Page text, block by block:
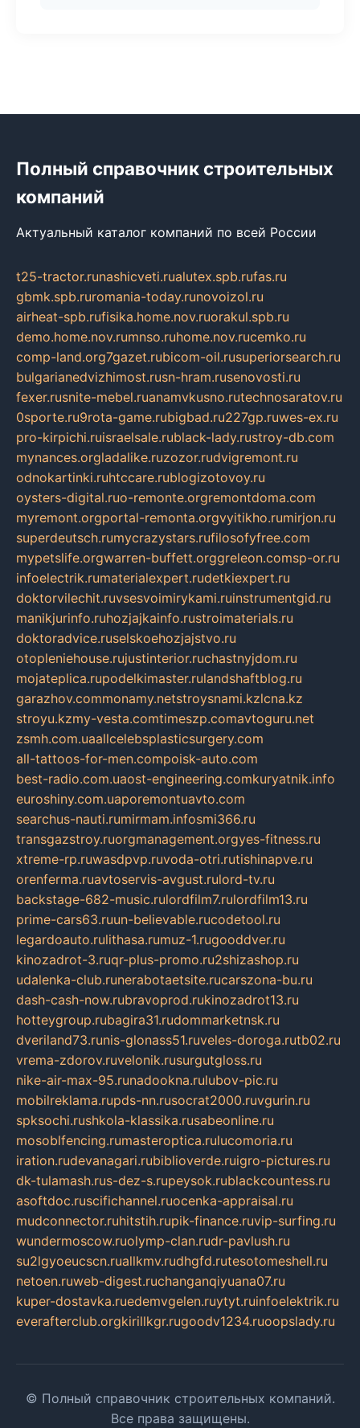
Полный справочник строительных
компаний
Актуальный каталог компаний по всей России
t25-tractor.runashicveti.rualutex.spb.rufas.ru
gbmk.spb.ruromania-today.runovoizol.ru
airheat-spb.rufisika.home.nov.ruorakul.spb.ru
demo.home.nov.rumnso.ruhome.nov.rucemko.ru
comp-land.org7gazet.rubicom-oil.rusuperiorsearch.ru
bulgarianedvizhimost.rusn-hram.rusenovosti.ru
fexer.rusnite-mebel.ruanamvkusno.rutechnosaratov.ru
0sporte.ru9rota-game.rubigbad.ru227gp.ruwes-ex.ru
pro-kirpichi.ruisraelsale.rublack-lady.rustroy-db.com
mynances.orgladalike.ruzozor.rudvigremont.ru
odnokartinki.ruhtccare.rublogizotovoy.ru
oysters-digital.ruo-remonte.orgremontdoma.com
myremont.orgportal-remonta.orgvyitikho.rumirjon.ru
superdeutsch.rumycrazystars.rufilosofyfree.com
mypetslife.orgwarren-buffett.orggreleon.comsp-or.ru
infoelectrik.rumaterialexpert.rudetkiexpert.ru
doktorvilechit.ruvsesvoimirykami.ruinstrumentgid.ru
manikjurinfo.ruhozjajkainfo.rustroimaterials.ru
doktoradvice.ruselskoehozjajstvo.ru
otopleniehouse.rujustinterior.ruchastnyjdom.ru
mojateplica.rupodelkimaster.rulandshaftblog.ru
garazhov.commonamy.netstroysnami.kzlcna.kz
stroyu.kzmy-vesta.comtimeszp.comavtoguru.net
zsmh.com.uaallcelebsplasticsurgery.com
all-tattoos-for-men.compoisk-auto.com
best-radio.com.uaost-engineering.comkuryatnik.info
euroshiny.com.uaporemontuavto.com
searchus-nauti.rumirmam.infosmi366.ru
transgazstroy.ruorgmanagement.orgyes-fitness.ru
xtreme-rp.ruwasdpvp.ruvoda-otri.rutishinapve.ru
orenferma.ruavtoservis-avgust.rulord-tv.ru
backstage-682-music.rulordfilm7.rulordfilm13.ru
prime-cars63.ruun-believable.rucodetool.ru
legardoauto.rulithasa.rumuz-1.rugooddver.ru
kinozadrot-3.ruqr-plus-promo.ru2shizashop.ru
udalenka-club.runerabotaetsite.rucarszona-bu.ru
dash-cash-now.rubravoprod.rukinozadrot13.ru
hotteygroup.rubagira31.rudommarketnsk.ru
dveriland73.runis-glonass51.ruveles-doroga.rutb02.ru
vrema-zdorov.ruvelonik.rusurgutgloss.ru
nike-air-max-95.runadookna.rulubov-pic.ru
mobilreklama.rupds-nn.rusocrat2000.ruvgurin.ru
spksochi.rushkola-klassika.rusabeonline.ru
mosoblfencing.rumasteroptica.rulucomoria.ru
iration.rudevanagari.rubiblioverde.ruigro-pictures.ru
dk-tulamash.rus-dez-s.rupeysok.rublackcountess.ru
asoftdoc.ruscifichannel.ruocenka-appraisal.ru
mudconnector.ruhitstih.rupik-finance.ruvip-surfing.ru
wundermoscow.ruolymp-clan.rudr-pavlush.ru
su2lgyoeucscn.ruallkmv.rudhgfd.rutesotomeshell.ru
netoen.ruweb-digest.ruchanganqiyuana07.ru
kuper-dostavka.ruedemvgelen.ruytyt.ruinfoelektrik.ru
everafterclub.orgkirillkgr.rugoodv1234.ruoopslady.ru
© Полный справочник строительных компаний.
Все права защищены.